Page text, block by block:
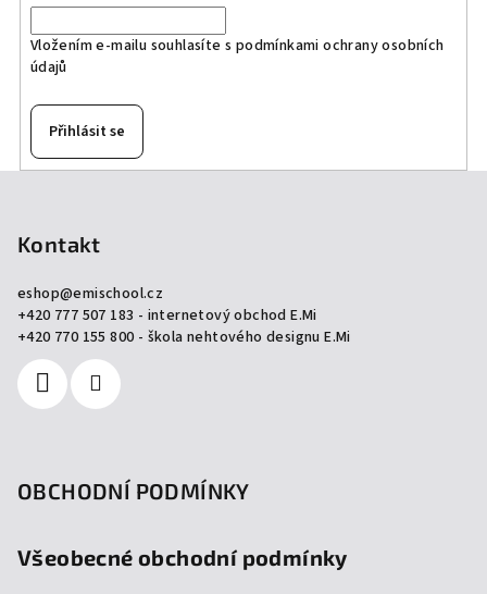
Vložením e-mailu souhlasíte s podmínkami ochrany osobních
údajů
Přihlásit se
Kontakt
eshop@emischool.cz
+420 777 507 183 - internetový obchod E.Mi
+420 770 155 800 - škola nehtového designu E.Mi
OBCHODNÍ PODMÍNKY
Všeobecné obchodní podmínky